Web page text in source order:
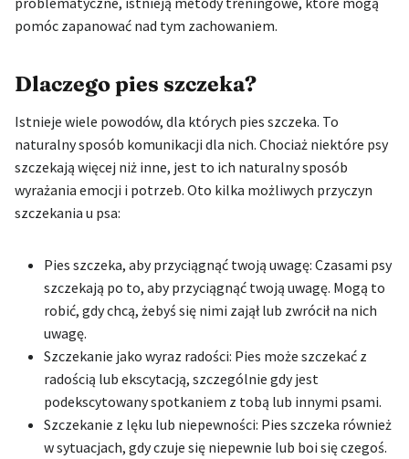
pomóc zapanować nad tym zachowaniem.
Dlaczego pies szczeka?
Istnieje wiele powodów, dla których pies szczeka. To
naturalny sposób komunikacji dla nich. Chociaż niektóre psy
szczekają więcej niż inne, jest to ich naturalny sposób
wyrażania emocji i potrzeb. Oto kilka możliwych przyczyn
szczekania u psa:
Pies szczeka, aby przyciągnąć twoją uwagę: Czasami psy
szczekają po to, aby przyciągnąć twoją uwagę. Mogą to
robić, gdy chcą, żebyś się nimi zajął lub zwrócił na nich
uwagę.
Szczekanie jako wyraz radości: Pies może szczekać z
radością lub ekscytacją, szczególnie gdy jest
podekscytowany spotkaniem z tobą lub innymi psami.
Szczekanie z lęku lub niepewności: Pies szczeka również
w sytuacjach, gdy czuje się niepewnie lub boi się czegoś.